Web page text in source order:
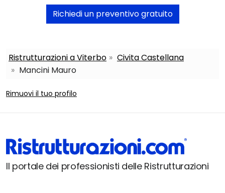
Richiedi un preventivo gratuito
Ristrutturazioni a Viterbo
Civita Castellana
Mancini Mauro
Rimuovi il tuo profilo
Il portale dei professionisti delle Ristrutturazioni